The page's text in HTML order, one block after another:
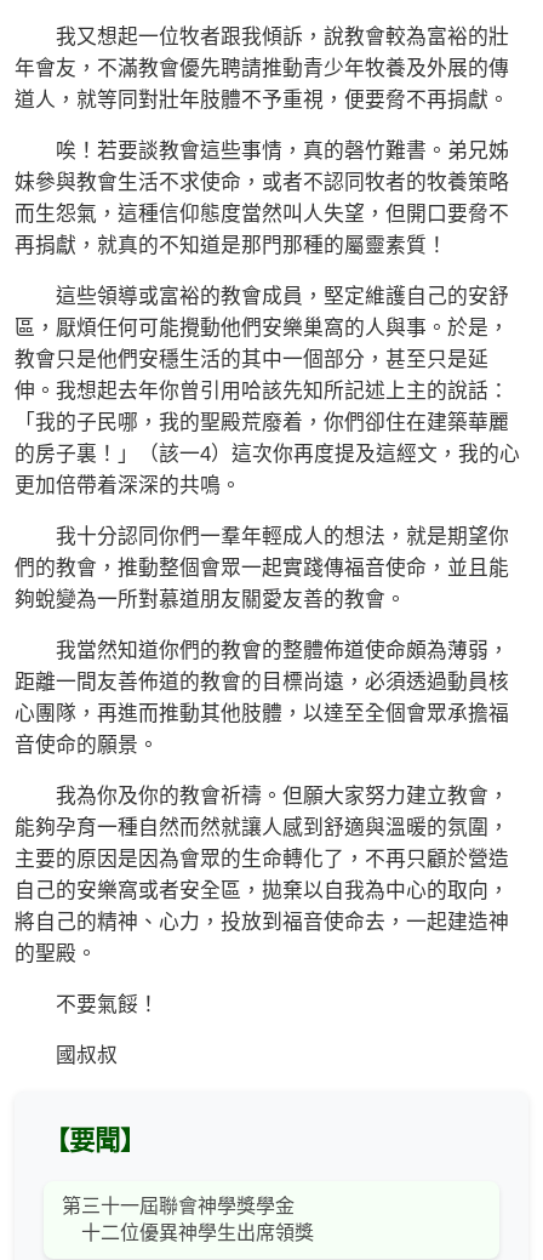
我又想起一位牧者跟我傾訴，說教會較為富裕的壯
年會友，不滿教會優先聘請推動青少年牧養及外展的傳
道人，就等同對壯年肢體不予重視，便要脅不再捐獻。
唉！若要談教會這些事情，真的磬竹難書。弟兄姊
妹參與教會生活不求使命，或者不認同牧者的牧養策略
而生怨氣，這種信仰態度當然叫人失望，但開口要脅不
再捐獻，就真的不知道是那門那種的屬靈素質！
這些領導或富裕的教會成員，堅定維護自己的安舒
區，厭煩任何可能攪動他們安樂巢窩的人與事。於是，
教會只是他們安穩生活的其中一個部分，甚至只是延
伸。我想起去年你曾引用哈該先知所記述上主的說話：
「我的子民哪，我的聖殿荒廢着，你們卻住在建築華麗
的房子裏！」（該一4）這次你再度提及這經文，我的心
更加倍帶着深深的共鳴。
我十分認同你們一羣年輕成人的想法，就是期望你
們的教會，推動整個會眾一起實踐傳福音使命，並且能
夠蛻變為一所對慕道朋友關愛友善的教會。
我當然知道你們的教會的整體佈道使命頗為薄弱，
距離一間友善佈道的教會的目標尚遠，必須透過動員核
心團隊，再進而推動其他肢體，以達至全個會眾承擔福
音使命的願景。
我為你及你的教會祈禱。但願大家努力建立教會，
能夠孕育一種自然而然就讓人感到舒適與溫暖的氛圍，
主要的原因是因為會眾的生命轉化了，不再只顧於營造
自己的安樂窩或者安全區，拋棄以自我為中心的取向，
將自己的精神、心力，投放到福音使命去，一起建造神
的聖殿。
不要氣餒！
國叔叔
【要聞】
第三十一屆聯會神學獎學金
十二位優異神學生出席領獎